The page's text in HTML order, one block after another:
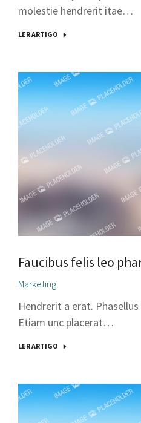
molestie hendrerit itae…
LER ARTIGO
Faucibus felis leo
Marketing
Hendrerit a erat.
Etiam unc placerat…
LER ARTIGO